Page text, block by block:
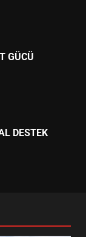
DESTEK